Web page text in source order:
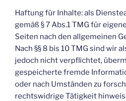
Haftung für Inhalte: als
gemäß § 7 Abs.1 TMG für
Seiten nach den allgemeinen
Nach §§ 8 bis 10 TMG sind wir
jedoch nicht verpflichtet,
gespeicherte fremde
oder nach Umständen zu
rechtswidrige Tätigkeit